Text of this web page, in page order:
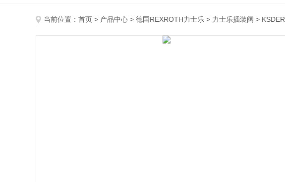
当前位置： 首页 > 产品中心 > 德国REXROTH力士乐 > 力士乐插装阀 >